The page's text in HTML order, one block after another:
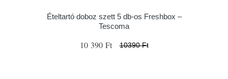
Ételtartó doboz szett 5 db-os Freshbox –
Tescoma
10 390 Ft 10390 Ft